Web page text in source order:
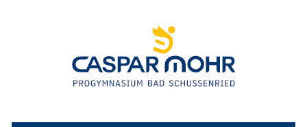
Zum Inhalt springen